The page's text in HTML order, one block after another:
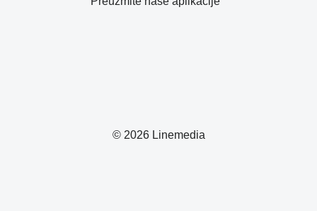
© 2026 Linemedia